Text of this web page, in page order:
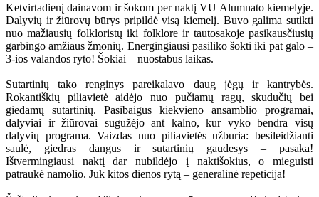
Ketvirtadienį dainavom ir šokom per naktį VU Alumnato kiemelyje.
Dalyvių ir žiūrovų būrys pripildė visą kiemelį. Buvo galima sutikti
nuo mažiausių folkloristų iki folklore ir tautosakoje pasikausčiusių
garbingo amžiaus žmonių. Energingiausi pasiliko šokti iki pat galo –
3-ios valandos ryto! Šokiai – nuostabus laikas.
Sutartinių tako renginys pareikalavo daug jėgų ir kantrybės.
Rokantiškių piliavietė aidėjo nuo pučiamų ragų, skudučių bei
giedamų sutartinių. Pasibaigus kiekvieno ansamblio programai,
dalyviai ir žiūrovai sugužėjo ant kalno, kur vyko bendra visų
dalyvių programa. Vaizdas nuo piliavietės užburia: besileidžianti
saulė, giedras dangus ir sutartinių gaudesys – pasaka!
Ištvermingiausi naktį dar nubildėjo į naktišokius, o mieguisti
patraukė namolio. Juk kitos dienos rytą – generalinė repeticija!